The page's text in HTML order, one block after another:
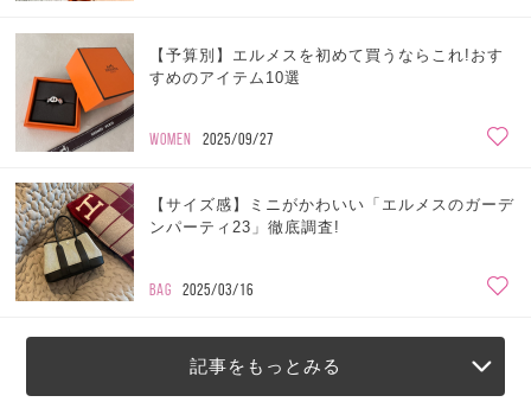
【予算別】エルメスを初めて買うならこれ!おす
すめのアイテム10選
WOMEN 2025/09/27
【サイズ感】ミニがかわいい「エルメスのガーデ
ンパーティ23」徹底調査!
BAG 2025/03/16
記事をもっとみる